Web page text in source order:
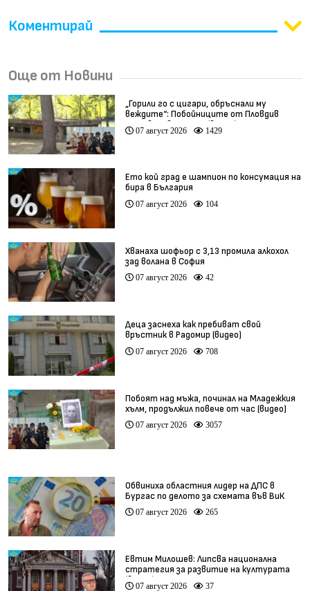
Коментирай
Още от Новини
„Горили го с цигари, обръснали му
веждите“: Побойниците от Пловдив
остават в ареста (видео)
07 август 2026 1429
Ето кой град е шампион по консумация на
бира в България
07 август 2026 104
Хванаха шофьор с 3,13 промила алкохол
зад волана в София
07 август 2026 42
Деца заснеха как пребиват свой
връстник в Радомир (видео)
07 август 2026 708
Побоят над мъжа, починал на Младежкия
хълм, продължил повече от час (видео)
07 август 2026 3057
Обвиниха областния лидер на ДПС в
Бургас по делото за схемата във ВиК
07 август 2026 265
Евтим Милошев: Липсва национална
стратегия за развитие на културата
(видео)
07 август 2026 37